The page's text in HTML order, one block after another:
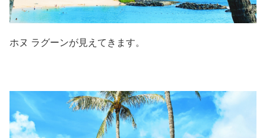
ホヌ ラグーンが見えてきます。